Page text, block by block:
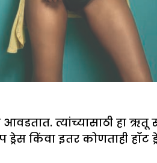
त्यांच्यासाठी हा
ड्रेस किंवा इतर कोणताही